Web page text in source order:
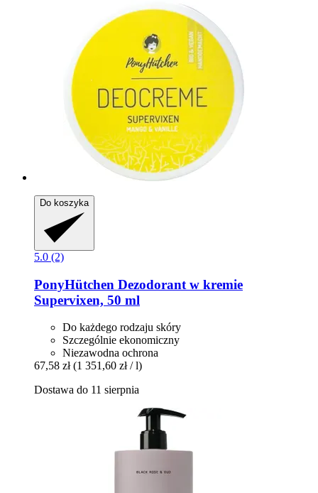
Do koszyka
5.0 (2)
PonyHütchen Dezodorant w kremie
Supervixen, 50 ml
Do każdego rodzaju skóry
Szczególnie ekonomiczny
Niezawodna ochrona
67,58 zł (1 351,60 zł / l)
Dostawa do 11 sierpnia